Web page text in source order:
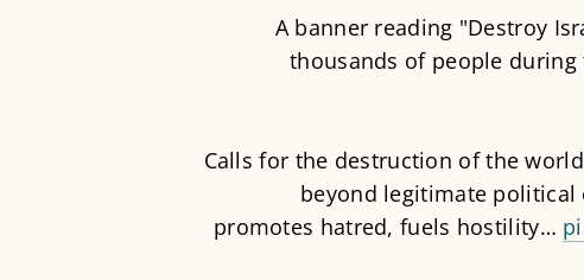
A banner reading "Destroy
thousands of people
Calls for the destruction of the
beyond legitimate political
promotes hatred, fuels hostility…